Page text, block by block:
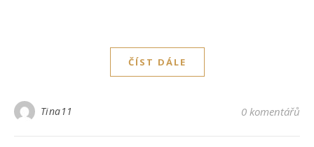
ČÍST DÁLE
Tina11 0 komentářů